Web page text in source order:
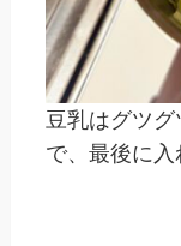
豆乳はグツ
で、最後に